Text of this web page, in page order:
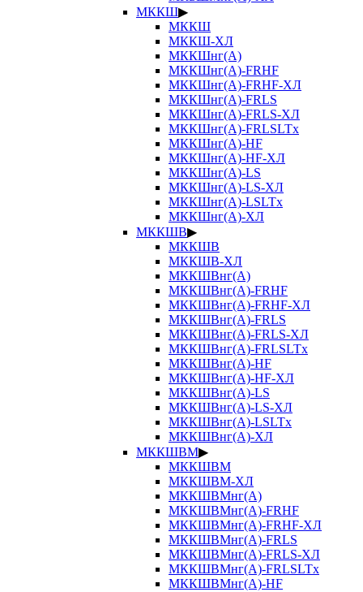
МККШ▶
МККШ
МККШ-ХЛ
МККШнг(А)
МККШнг(А)-FRHF
МККШнг(А)-FRHF-ХЛ
МККШнг(А)-FRLS
МККШнг(А)-FRLS-ХЛ
МККШнг(А)-FRLSLTx
МККШнг(А)-HF
МККШнг(А)-HF-ХЛ
МККШнг(А)-LS
МККШнг(А)-LS-ХЛ
МККШнг(А)-LSLTx
МККШнг(А)-ХЛ
МККШВ▶
МККШВ
МККШВ-ХЛ
МККШВнг(А)
МККШВнг(А)-FRHF
МККШВнг(А)-FRHF-ХЛ
МККШВнг(А)-FRLS
МККШВнг(А)-FRLS-ХЛ
МККШВнг(А)-FRLSLTx
МККШВнг(А)-HF
МККШВнг(А)-HF-ХЛ
МККШВнг(А)-LS
МККШВнг(А)-LS-ХЛ
МККШВнг(А)-LSLTx
МККШВнг(А)-ХЛ
МККШВМ▶
МККШВМ
МККШВМ-ХЛ
МККШВМнг(А)
МККШВМнг(А)-FRHF
МККШВМнг(А)-FRHF-ХЛ
МККШВМнг(А)-FRLS
МККШВМнг(А)-FRLS-ХЛ
МККШВМнг(А)-FRLSLTx
МККШВМнг(А)-HF